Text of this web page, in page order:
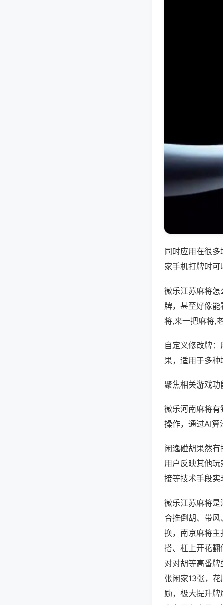
同时应用在很
家手机打牌时可
微乐江苏麻将
牌，甚至好像
将,来一把麻将,
自定义修改牌
果，适用于多种
聚焦相关游戏功
微乐河南麻将
操作，通过AI算
闲逸碰胡果然有
用户反映其他玩
接等技术手段实
微乐江苏麻将
合推倒胡、带
换，南京麻将
搭、杠上开花翻
对对胡等高番
张闲家13张，
励，极大提升牌